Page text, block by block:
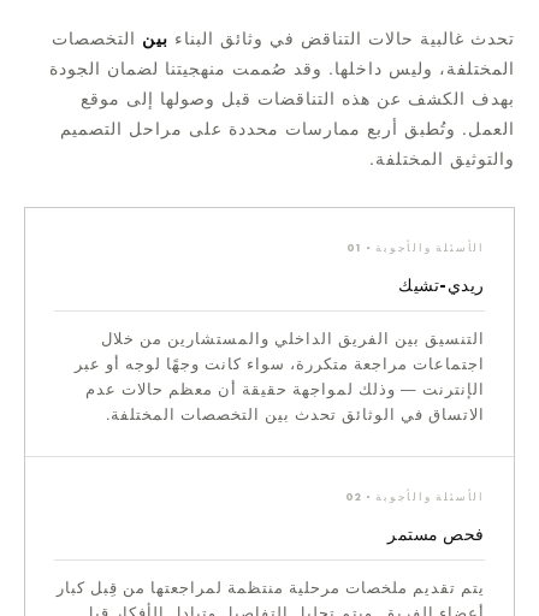
تحدث غالبية حالات التناقض في وثائق البناء بين التخصصات
المختلفة، وليس داخلها. وقد صُممت منهجيتنا لضمان الجودة
بهدف الكشف عن هذه التناقضات قبل وصولها إلى موقع
العمل. وتُطبق أربع ممارسات محددة على مراحل التصميم
والتوثيق المختلفة.
الأسئلة والأجوبة · 01
ريدي-تشيك
التنسيق بين الفريق الداخلي والمستشارين من خلال
اجتماعات مراجعة متكررة، سواء كانت وجهًا لوجه أو عبر
الإنترنت — وذلك لمواجهة حقيقة أن معظم حالات عدم
الاتساق في الوثائق تحدث بين التخصصات المختلفة.
الأسئلة والأجوبة · 02
فحص مستمر
يتم تقديم ملخصات مرحلية منتظمة لمراجعتها من قِبل كبار